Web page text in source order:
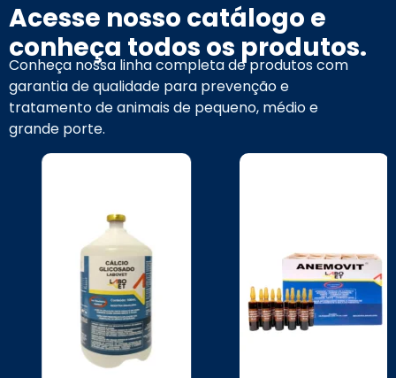
Acesse nosso catálogo e
conheça todos os produtos.
Conheça nossa linha completa de produtos com
garantia de qualidade para prevenção e
tratamento de animais de pequeno, médio e
grande porte.